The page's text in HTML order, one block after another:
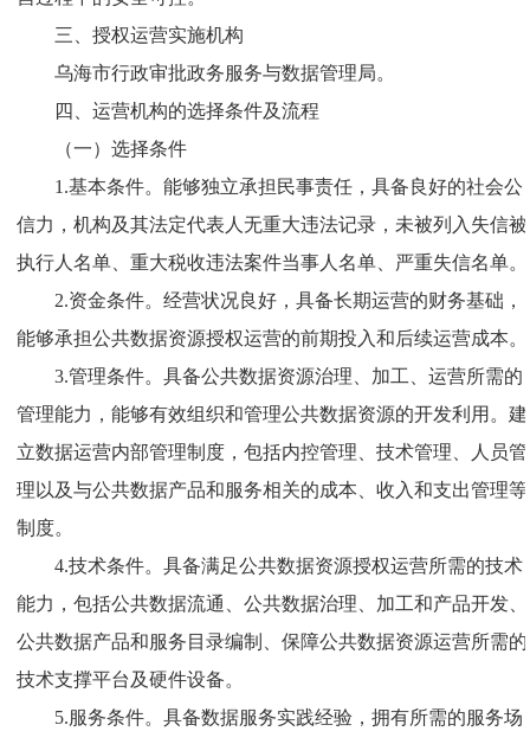
三、授权运营实施机构
乌海市行政审批政务服务与数据管理局。
四、运营机构的选择条件及流程
（一）选择条件
1.基本条件。能够独立承担民事责任，具备良好的社会公
信力，机构及其法定代表人无重大违法记录，未被列入失信被
执行人名单、重大税收违法案件当事人名单、严重失信名单。
2.资金条件。经营状况良好，具备长期运营的财务基础，
能够承担公共数据资源授权运营的前期投入和后续运营成本。
3.管理条件。具备公共数据资源治理、加工、运营所需的
管理能力，能够有效组织和管理公共数据资源的开发利用。建
立数据运营内部管理制度，包括内控管理、技术管理、人员管
理以及与公共数据产品和服务相关的成本、收入和支出管理等
制度。
4.技术条件。具备满足公共数据资源授权运营所需的技术
能力，包括公共数据流通、公共数据治理、加工和产品开发、
公共数据产品和服务目录编制、保障公共数据资源运营所需的
技术支撑平台及硬件设备。
5.服务条件。具备数据服务实践经验，拥有所需的服务场